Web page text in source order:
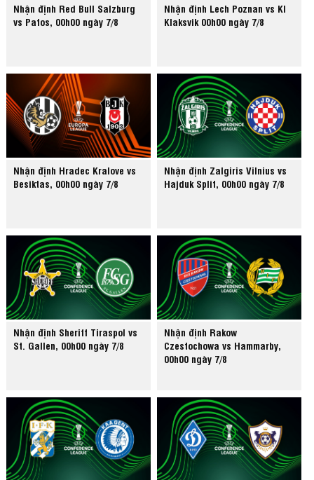
Nhận định Red Bull Salzburg
vs Pafos, 00h00 ngày 7/8
Nhận định Lech Poznan vs KI
Klaksvik 00h00 ngày 7/8
Nhận định Hradec Kralove vs
Besiktas, 00h00 ngày 7/8
Nhận định Zalgiris Vilnius vs
Hajduk Split, 00h00 ngày 7/8
Nhận định Sheriff Tiraspol vs
St. Gallen, 00h00 ngày 7/8
Nhận định Rakow
Czestochowa vs Hammarby,
00h00 ngày 7/8